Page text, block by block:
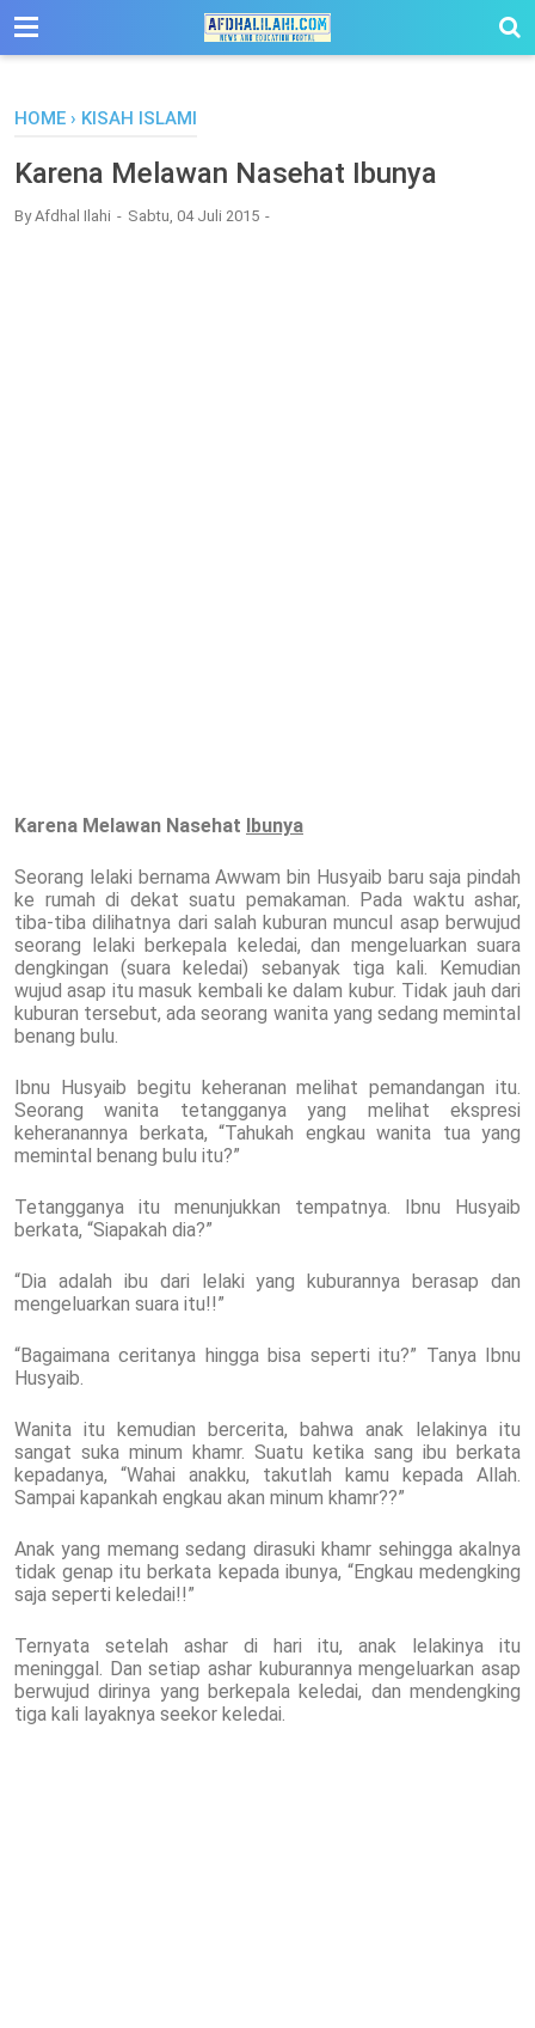
-->
HOME › KISAH ISLAMI
Karena Melawan Nasehat Ibunya
ByAfdhal Ilahi Sabtu, 04 Juli 2015
Karena Melawan Nasehat Ibunya
Seorang lelaki bernama Awwam bin Husyaib baru saja pindah
ke rumah di dekat suatu pemakaman. Pada waktu ashar,
tiba-tiba dilihatnya dari salah kuburan muncul asap berwujud
seorang lelaki berkepala keledai, dan mengeluarkan suara
dengkingan (suara keledai) sebanyak tiga kali. Kemudian
wujud asap itu masuk kembali ke dalam kubur. Tidak jauh dari
kuburan tersebut, ada seorang wanita yang sedang memintal
benang bulu.
Ibnu Husyaib begitu keheranan melihat pemandangan itu.
Seorang wanita tetangganya yang melihat ekspresi
keheranannya berkata, “Tahukah engkau wanita tua yang
memintal benang bulu itu?”
Tetangganya itu menunjukkan tempatnya. Ibnu Husyaib
berkata, “Siapakah dia?”
“Dia adalah ibu dari lelaki yang kuburannya berasap dan
mengeluarkan suara itu!!”
“Bagaimana ceritanya hingga bisa seperti itu?” Tanya Ibnu
Husyaib.
Wanita itu kemudian bercerita, bahwa anak lelakinya itu
sangat suka minum khamr. Suatu ketika sang ibu berkata
kepadanya, “Wahai anakku, takutlah kamu kepada Allah.
Sampai kapankah engkau akan minum khamr??”
Anak yang memang sedang dirasuki khamr sehingga akalnya
tidak genap itu berkata kepada ibunya, “Engkau medengking
saja seperti keledai!!”
Ternyata setelah ashar di hari itu, anak lelakinya itu
meninggal. Dan setiap ashar kuburannya mengeluarkan asap
berwujud dirinya yang berkepala keledai, dan mendengking
tiga kali layaknya seekor keledai.